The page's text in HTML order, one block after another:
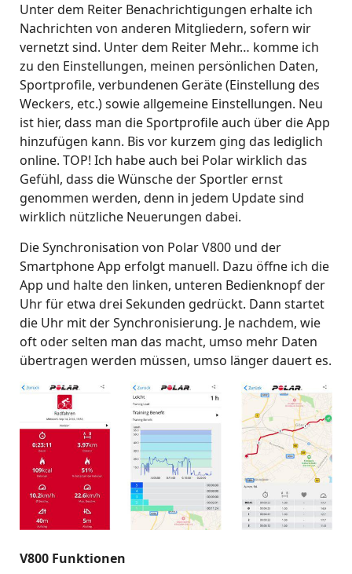
Unter dem Reiter Benachrichtigungen erhalte ich
Nachrichten von anderen Mitgliedern, sofern wir
vernetzt sind. Unter dem Reiter Mehr… komme ich
zu den Einstellungen, meinen persönlichen Daten,
Sportprofile, verbundenen Geräte (Einstellung des
Weckers, etc.) sowie allgemeine Einstellungen. Neu
ist hier, dass man die Sportprofile auch über die App
hinzufügen kann. Bis vor kurzem ging das lediglich
online. TOP! Ich habe auch bei Polar wirklich das
Gefühl, dass die Wünsche der Sportler ernst
genommen werden, denn in jedem Update sind
wirklich nützliche Neuerungen dabei.
Die Synchronisation von Polar V800 und der
Smartphone App erfolgt manuell. Dazu öffne ich die
App und halte den linken, unteren Bedienknopf der
Uhr für etwa drei Sekunden gedrückt. Dann startet
die Uhr mit der Synchronisierung. Je nachdem, wie
oft oder selten man das macht, umso mehr Daten
übertragen werden müssen, umso länger dauert es.
V800 Funktionen